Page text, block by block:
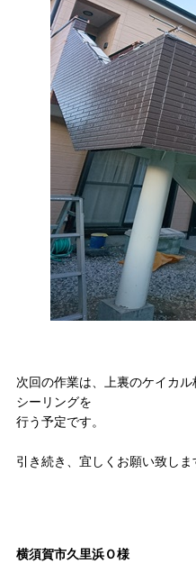
次回の作業は、上裏のケイカ
シーリングを
行う予定です。
引き続き、宜しくお願い致しま
横須賀市久里浜Ｏ様